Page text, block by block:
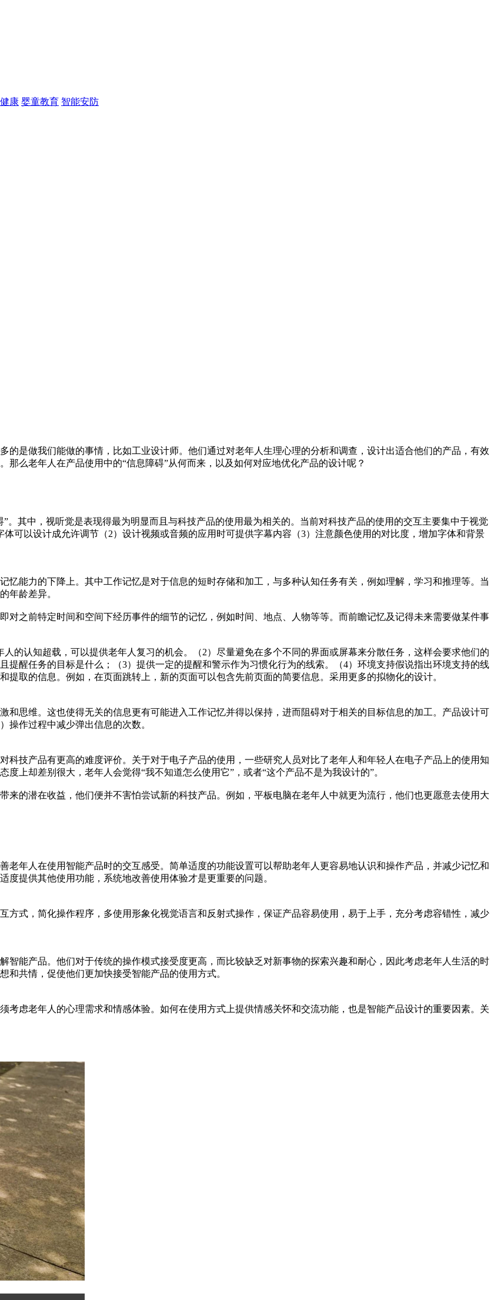
康 婴童教育 智能安防
的是做我们能做的事情，比如工业设计师。他们通过对老年人生理心理的分析和调查，设计出适合他们的产品，有效
么老年人在产品使用中的“信息障碍”从何而来，以及如何对应地优化产品的设计呢？
。其中，视听觉是表现得最为明显而且与科技产品的使用最为相关的。当前对科技产品的使用的交互主要集中于视觉
可以设计成允许调节（2）设计视频或音频的应用时可提供字幕内容（3）注意颜色使用的对比度，增加字体和背景
忆能力的下降上。其中工作记忆是对于信息的短时存储和加工，与多种认知任务有关，例如理解，学习和推理等。当
年龄差异。
对之前特定时间和空间下经历事件的细节的记忆，例如时间、地点、人物等等。而前瞻记忆及记得未来需要做某件事
的认知超载，可以提供老年人复习的机会。（2）尽量避免在多个不同的界面或屏幕来分散任务，这样会要求他们的
提醒任务的目标是什么；（3）提供一定的提醒和警示作为习惯化行为的线索。（4）环境支持假说指出环境支持的线
取的信息。例如，在页面跳转上，新的页面可以包含先前页面的简要信息。采用更多的拟物化的设计。
和思维。这也使得无关的信息更有可能进入工作记忆并得以保持，进而阻碍对于相关的目标信息的加工。产品设计可
操作过程中减少弹出信息的次数。
科技产品有更高的难度评价。关于对于电子产品的使用，一些研究人员对比了老年人和年轻人在电子产品上的使用知
上却差别很大，老年人会觉得“我不知道怎么使用它”，或者“这个产品不是为我设计的”。
来的潜在收益，他们便并不害怕尝试新的科技产品。例如，平板电脑在老年人中就更为流行，他们也更愿意去使用大
老年人在使用智能产品时的交互感受。简单适度的功能设置可以帮助老年人更容易地认识和操作产品，并减少记忆和
提供其他使用功能，系统地改善使用体验才是更重要的问题。
方式，简化操作程序，多使用形象化视觉语言和反射式操作，保证产品容易使用，易于上手，充分考虑容错性，减少
智能产品。他们对于传统的操作模式接受度更高，而比较缺乏对新事物的探索兴趣和耐心，因此考虑老年人生活的时
共情，促使他们更加快接受智能产品的使用方式。
考虑老年人的心理需求和情感体验。如何在使用方式上提供情感关怀和交流功能，也是智能产品设计的重要因素。关